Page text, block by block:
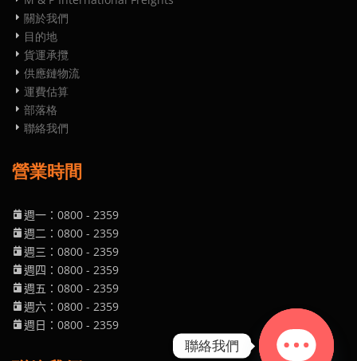
關於我們
目的地
貨運承攬
供應鏈物流
運費估算
部落格
聯絡我們
營業時間
週一：0800 - 2359
週二 ：0800 - 2359
週三 ：0800 - 2359
週四 ：0800 - 2359
週五 ：0800 - 2359
週六 ：0800 - 2359
週日 ：0800 - 2359
聯絡我們